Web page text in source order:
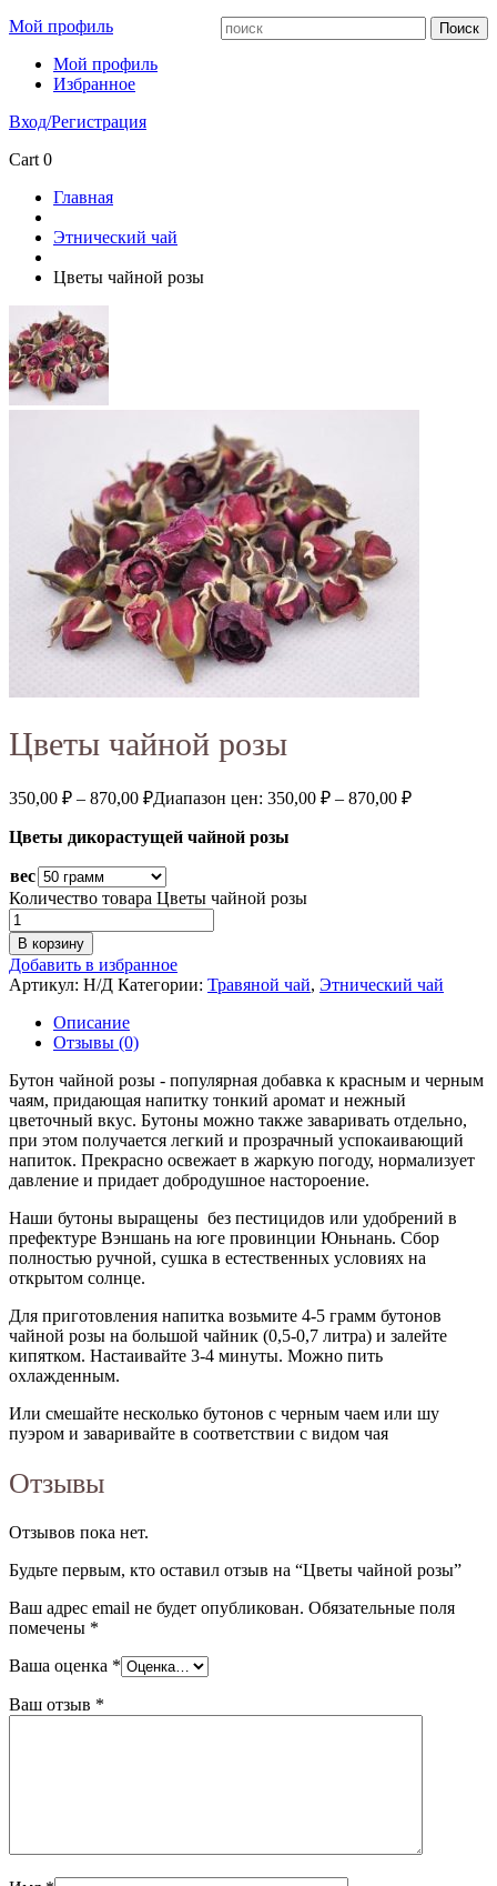
Мой профиль
Мой профиль
Избранное
Вход/Регистрация
Cart 0
Главная
Этнический чай
Цветы чайной розы
Цветы чайной розы
350,00 ₽ – 870,00 ₽Диапазон цен: 350,00 ₽ – 870,00 ₽
Цветы дикорастущей чайной розы
вес
Количество товара Цветы чайной розы
В корзину
Добавить в избранное
Артикул: Н/Д Категории: Травяной чай, Этнический чай
Описание
Отзывы (0)
Бутон чайной розы - популярная добавка к красным и черным
чаям, придающая напитку тонкий аромат и нежный
цветочный вкус. Бутоны можно также заваривать отдельно,
при этом получается легкий и прозрачный успокаивающий
напиток. Прекрасно освежает в жаркую погоду, нормализует
давление и придает добродушное настороение.
Наши бутоны выращены без пестицидов или удобрений в
префектуре Вэншань на юге провинции Юньнань. Сбор
полностью ручной, сушка в естественных условиях на
открытом солнце.
Для приготовления напитка возьмите 4-5 грамм бутонов
чайной розы на большой чайник (0,5-0,7 литра) и залейте
кипятком. Настаивайте 3-4 минуты. Можно пить
охлажденным.
Или смешайте несколько бутонов с черным чаем или шу
пуэром и заваривайте в соответствии с видом чая
Отзывы
Отзывов пока нет.
Будьте первым, кто оставил отзыв на “Цветы чайной розы”
Ваш адрес email не будет опубликован. Обязательные поля
помечены *
Ваша оценка *
Ваш отзыв *